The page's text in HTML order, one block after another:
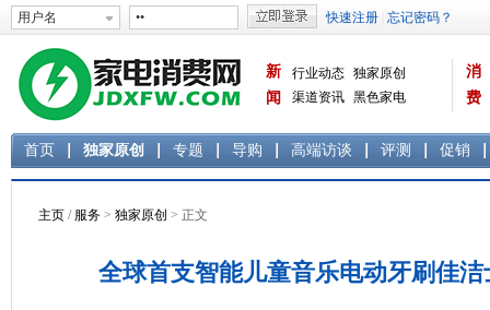
新
闻
行业动态 独家原创
渠道资讯 黑色家电
消
费
首页 独家原创 专题 导购 高端访谈 评测 促销
主页 / 服务 > 独家原创 > 正文
全球首支智能儿童音乐电动牙刷佳洁